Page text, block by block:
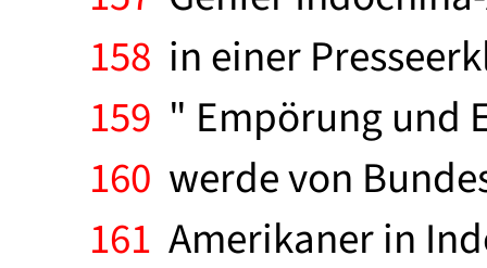
158 in einer
159 " Empörung und
160 werde von
161 Amerikaner in